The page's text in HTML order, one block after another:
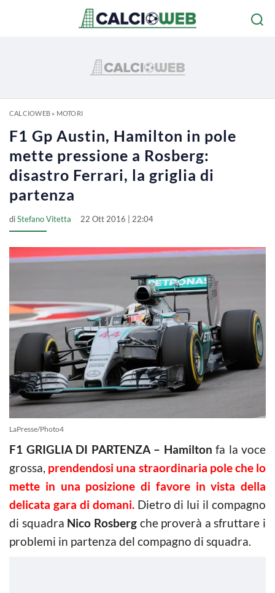
CALCIOWEB» MOTORI
F1 Gp Austin, Hamilton in pole
mette pressione a Rosberg:
disastro Ferrari, la griglia di
partenza
diStefano Vitetta 22 Ott 2016 | 22:04
LaPresse/Photo4
F1 GRIGLIA DI PARTENZA – Hamilton fa la voce
grossa, prendendosi una straordinaria pole che lo
mette in una posizione di favore in vista della
delicata gara di domani.Dietro di lui il compagno
di squadra Nico Rosbergche proverà a sfruttare i
problemi in partenza del compagno di squadra.